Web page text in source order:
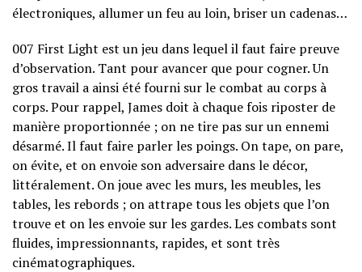
électroniques, allumer un feu au loin, briser un cadenas…
007 First Light est un jeu dans lequel il faut faire preuve
d’observation. Tant pour avancer que pour cogner. Un
gros travail a ainsi été fourni sur le combat au corps à
corps. Pour rappel, James doit à chaque fois riposter de
manière proportionnée ; on ne tire pas sur un ennemi
désarmé. Il faut faire parler les poings. On tape, on pare,
on évite, et on envoie son adversaire dans le décor,
littéralement. On joue avec les murs, les meubles, les
tables, les rebords ; on attrape tous les objets que l’on
trouve et on les envoie sur les gardes. Les combats sont
fluides, impressionnants, rapides, et sont très
cinématographiques.